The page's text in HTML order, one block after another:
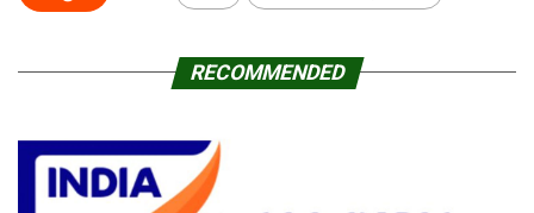
RECOMMENDED